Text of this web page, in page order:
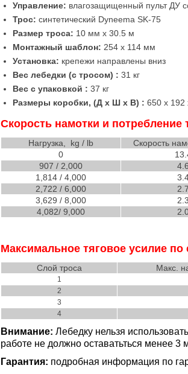
Управление: влагозащищенный пульт ДУ
Трос: синтетический Dyneema SK-75
Размер троса: 10 мм x 30.5 м
Монтажный шаблон: 254 x 114 мм
Установка: крепежи направлены вниз
Вес лебедки (с тросом) : 31 кг
Вес с упаковкой : 37 кг
Размеры коробки, (Д x Ш x В) : 650 x
Скорость намотки и потребление
Нагрузка, kg / lb Скорость
0
907 / 2,000
4.6
1,814 / 4,000
2,722 / 6,000
2.7
3,629 / 8,000
2.3
4,082/ 9,000
Максимальное тяговое усилие по
Слой троса Макс.
1
2
3
4
Внимание: Лебедку нельзя
работе не должно оставатьться менее 3
Гарантия: подробная информация по